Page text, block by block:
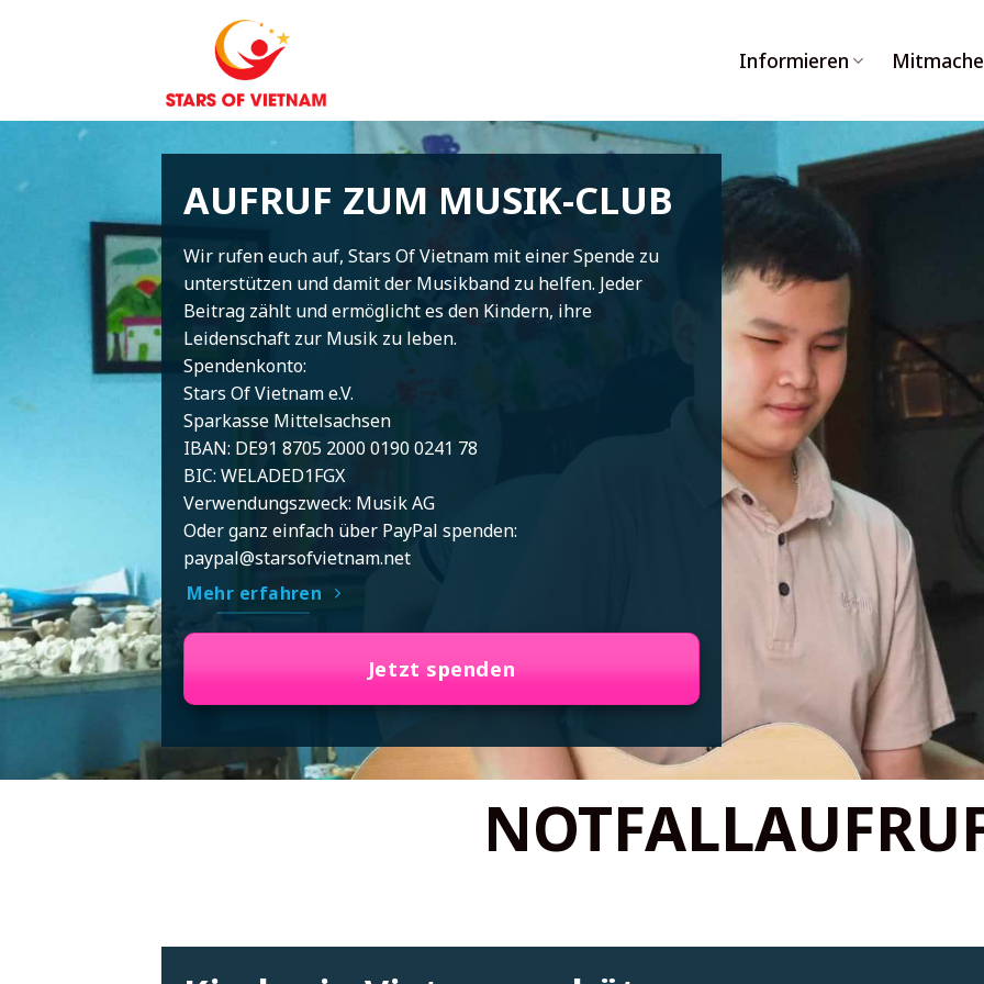
Informieren
AUFRUF ZUM MUSIK-CLUB
Wir rufen euch auf, Stars Of Vietnam mit einer Spende zu
unterstützen und damit der Musikband zu helfen. Jeder
Beitrag zählt und ermöglicht es den Kindern, ihre
Leidenschaft zur Musik zu leben.
Spendenkonto:
Stars Of Vietnam e.V.
Sparkasse Mittelsachsen
IBAN: DE91 8705 2000 0190 0241 78
BIC: WELADED1FGX
Verwendungszweck: Musik AG
Oder ganz einfach über PayPal spenden:
paypal@starsofvietnam.net
Mehr erfahren
Jetzt spenden